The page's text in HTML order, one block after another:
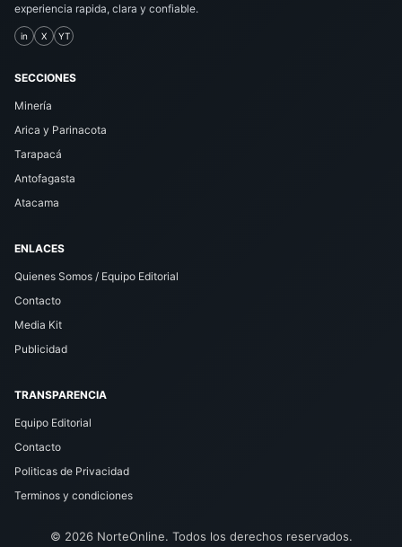
experiencia rapida, clara y confiable.
in X YT
SECCIONES
Minería
Arica y Parinacota
Tarapacá
Antofagasta
Atacama
ENLACES
Quienes Somos / Equipo Editorial
Contacto
Media Kit
Publicidad
TRANSPARENCIA
Equipo Editorial
Contacto
Politicas de Privacidad
Terminos y condiciones
© 2026 NorteOnline. Todos los derechos reservados.